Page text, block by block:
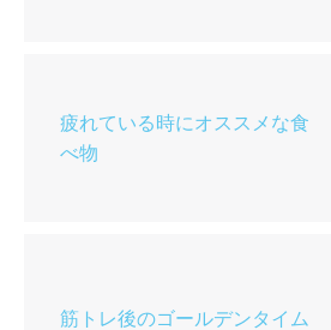
疲れている時にオススメな食
べ物
筋トレ後のゴールデンタイム